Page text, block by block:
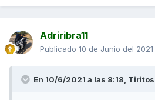
Adriribra11
Publicado 10 de Junio del 2021
En 10/6/2021 a las 8:18, Tiritos